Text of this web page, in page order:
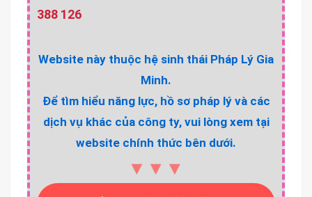
388 126
Website này thuộc hệ sinh thái Pháp Lý Gia
Minh.
Để tìm hiểu năng lực, hồ sơ pháp lý và các
dịch vụ khác của công ty, vui lòng xem tại
website chính thức bên dưới.
▼▼▼